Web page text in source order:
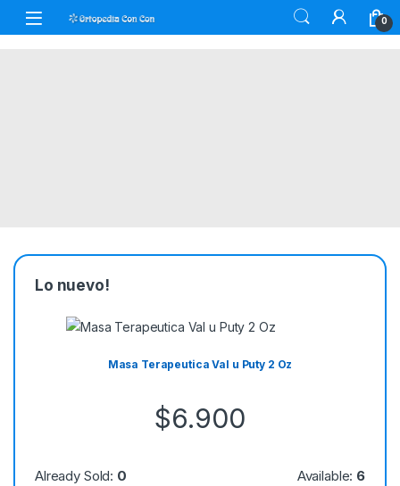
Skip to navigation
Skip to content
0
Lo nuevo!
Masa Terapeutica Val u Puty 2 Oz
$6.900
Already Sold: 0 Available: 6